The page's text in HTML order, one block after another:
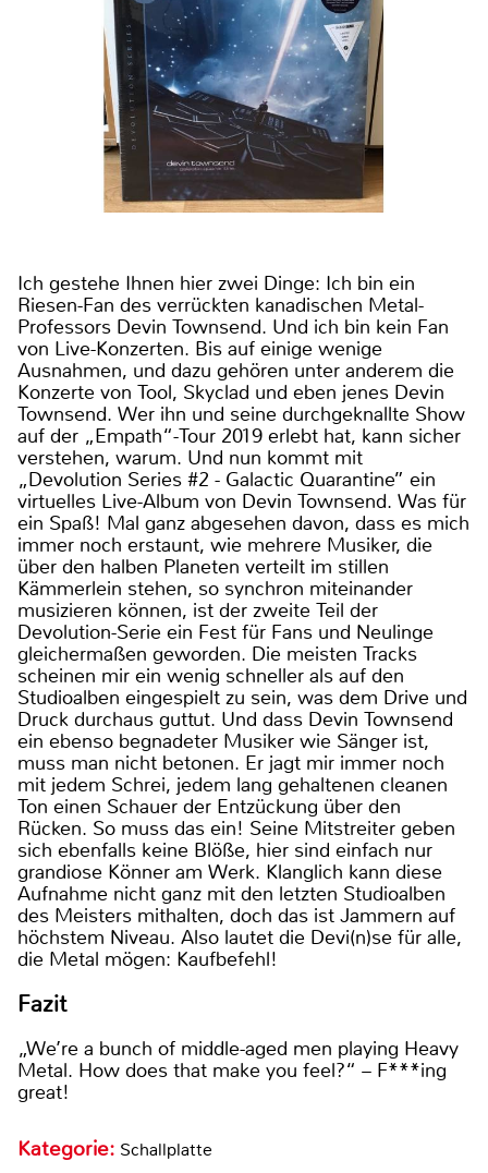
Ich gestehe Ihnen hier zwei Dinge: Ich bin ein
Riesen-Fan des verrückten kanadischen Metal-
Professors Devin Townsend. Und ich bin kein Fan
von Live-Konzerten. Bis auf einige wenige
Ausnahmen, und dazu gehören unter anderem die
Konzerte von Tool, Skyclad und eben jenes Devin
Townsend. Wer ihn und seine durchgeknallte Show
auf der „Empath“-Tour 2019 erlebt hat, kann sicher
verstehen, warum. Und nun kommt mit
„Devolution Series #2 - Galactic Quarantine” ein
virtuelles Live-Album von Devin Townsend. Was für
ein Spaß! Mal ganz abgesehen davon, dass es mich
immer noch erstaunt, wie mehrere Musiker, die
über den halben Planeten verteilt im stillen
Kämmerlein stehen, so synchron miteinander
musizieren können, ist der zweite Teil der
Devolution-Serie ein Fest für Fans und Neulinge
gleichermaßen geworden. Die meisten Tracks
scheinen mir ein wenig schneller als auf den
Studioalben eingespielt zu sein, was dem Drive und
Druck durchaus guttut. Und dass Devin Townsend
ein ebenso begnadeter Musiker wie Sänger ist,
muss man nicht betonen. Er jagt mir immer noch
mit jedem Schrei, jedem lang gehaltenen cleanen
Ton einen Schauer der Entzückung über den
Rücken. So muss das ein! Seine Mitstreiter geben
sich ebenfalls keine Blöße, hier sind einfach nur
grandiose Könner am Werk. Klanglich kann diese
Aufnahme nicht ganz mit den letzten Studioalben
des Meisters mithalten, doch das ist Jammern auf
höchstem Niveau. Also lautet die Devi(n)se für alle,
die Metal mögen: Kaufbefehl!
Fazit
„We’re a bunch of middle-aged men playing Heavy
Metal. How does that make you feel?“ – F***ing
great!
Kategorie: Schallplatte